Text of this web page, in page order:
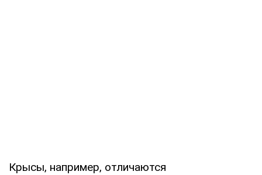
Крысы, например, отличаются